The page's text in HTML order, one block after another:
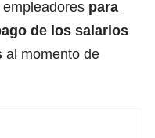
para
de los salarios
al momento de